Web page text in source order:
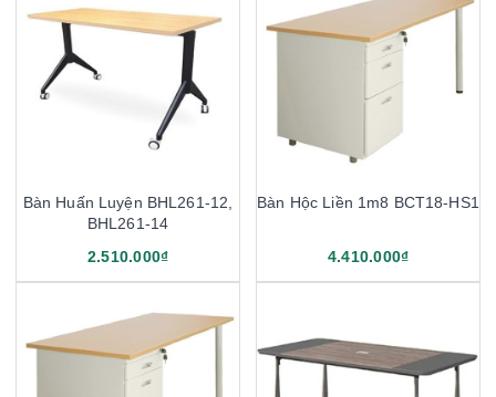
Bàn Huấn Luyện BHL261-12,
BHL261-14
2.510.000₫
Bàn Hộc Liền 1m8 BCT18-HS1
4.410.000₫